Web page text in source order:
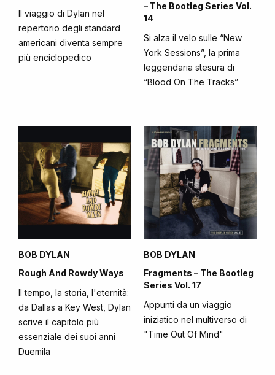
Il viaggio di Dylan nel
repertorio degli standard
americani diventa sempre
più enciclopedico
– The Bootleg Series Vol.
14
Si alza il velo sulle “New
York Sessions”, la prima
leggendaria stesura di
“Blood On The Tracks”
BOB DYLAN
Rough And Rowdy Ways
Il tempo, la storia, l'eternità:
da Dallas a Key West, Dylan
scrive il capitolo più
essenziale dei suoi anni
Duemila
BOB DYLAN
Fragments – The Bootleg
Series Vol. 17
Appunti da un viaggio
iniziatico nel multiverso di
"Time Out Of Mind"